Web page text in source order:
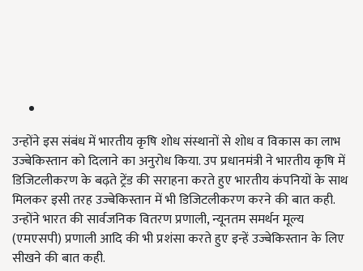
उन्होंने इस संबंध में भारतीय कृषि शोध संस्थानों से शोध व विकास का लाभ
उज्बेकिस्तान को दिलाने का अनुरोध किया. उप प्रधानमंत्री ने भारतीय कृषि में
डिजिटलीकरण के बढ़ते ट्रेंड की सराहना करते हुए भारतीय कंपनियों के साथ
मिलकर इसी तरह उज्बेकिस्तान में भी डिजिटलीकरण करने की बात कही.
उन्होंने भारत की सार्वजनिक वितरण प्रणाली, न्यूनतम समर्थन मूल्य
(एमएसपी) प्रणाली आदि की भी प्रशंसा करते हुए इन्हें उज्बेकिस्तान के लिए
सीखने की बात कही.